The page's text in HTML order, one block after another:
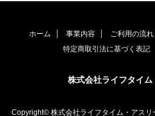
ホーム 事業内容 ご利用の流れ
特定商取引法に基づく表記
株式会社ライフタイム
Copyright© 株式会社ライフタイム・アスリ